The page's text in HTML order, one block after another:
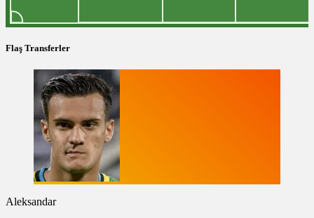
Flaş Transferler
Aleksandar